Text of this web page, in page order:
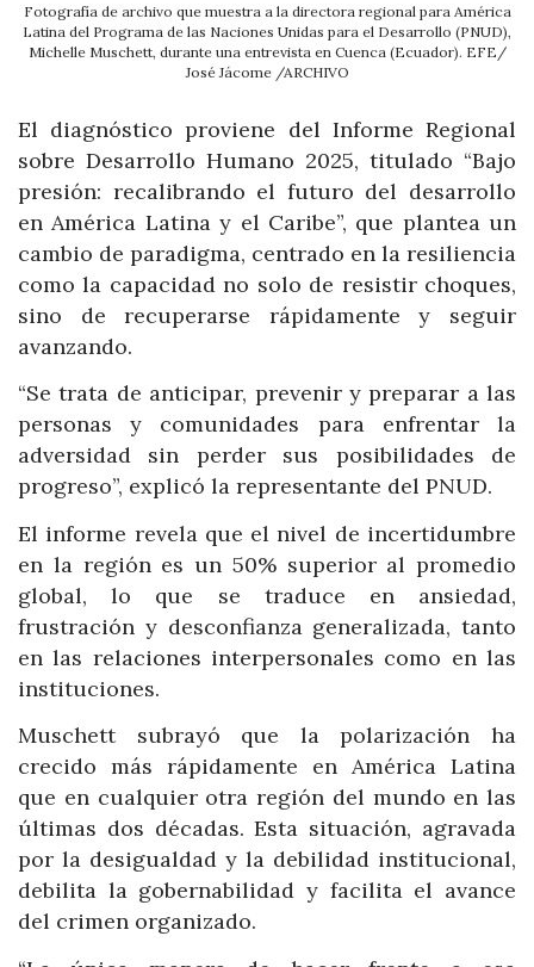
Fotografía de archivo que muestra a la directora regional para América
Latina del Programa de las Naciones Unidas para el Desarrollo (PNUD),
Michelle Muschett, durante una entrevista en Cuenca (Ecuador). EFE/
José Jácome /ARCHIVO
El diagnóstico proviene del Informe Regional
sobre Desarrollo Humano 2025, titulado “Bajo
presión: recalibrando el futuro del desarrollo
en América Latina y el Caribe”, que plantea un
cambio de paradigma, centrado en la resiliencia
como la capacidad no solo de resistir choques,
sino de recuperarse rápidamente y seguir
avanzando.
“Se trata de anticipar, prevenir y preparar a las
personas y comunidades para enfrentar la
adversidad sin perder sus posibilidades de
progreso”, explicó la representante del PNUD.
El informe revela que el nivel de incertidumbre
en la región es un 50% superior al promedio
global, lo que se traduce en ansiedad,
frustración y desconfianza generalizada, tanto
en las relaciones interpersonales como en las
instituciones.
Muschett subrayó que la polarización ha
crecido más rápidamente en América Latina
que en cualquier otra región del mundo en las
últimas dos décadas. Esta situación, agravada
por la desigualdad y la debilidad institucional,
debilita la gobernabilidad y facilita el avance
del crimen organizado.